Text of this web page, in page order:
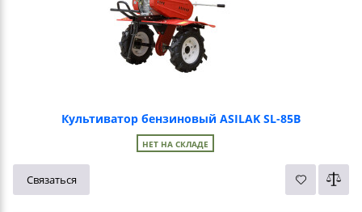
Культиватор бензиновый ASILAK SL-85B
НЕТ НА СКЛАДЕ
Связаться